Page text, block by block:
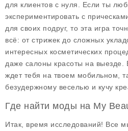
для клиентов с нуля. Если ты
экспериментировать с
для своих подруг, то эта игра
всё: от стрижек до сложных
интересных косметических
даже салоны красоты на выезде.
ждет тебя на твоем мобильном,
безудержному веселью и кучу
Где найти моды на My
Итак, время исследований! Все